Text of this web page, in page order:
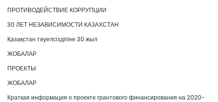
ПРОТИВОДЕЙСТВИЕ КОРРУПЦИИ
30 ЛЕТ НЕЗАВИСИМОСТИ КАЗАХСТАН
Қазақстан тәуелсіздігіне 30 жыл
ЖОБАЛАР
ПРОЕКТЫ
ЖОБАЛАР
Краткая информация о проекте грантового финансирования на 2020-